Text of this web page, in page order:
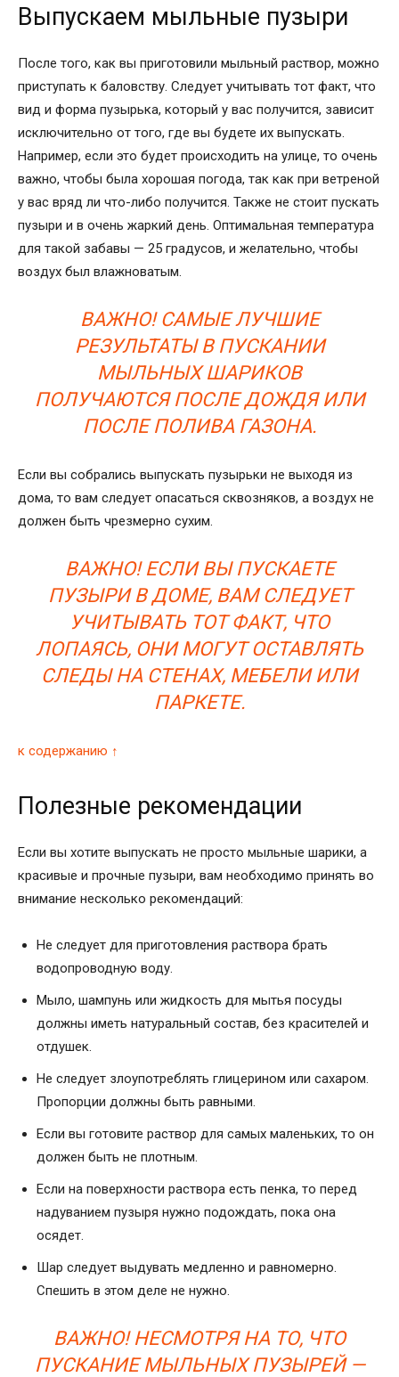
Выпускаем мыльные пузыри
После того, как вы приготовили мыльный раствор, можно
приступать к баловству. Следует учитывать тот факт, что
вид и форма пузырька, который у вас получится, зависит
исключительно от того, где вы будете их выпускать.
Например, если это будет происходить на улице, то очень
важно, чтобы была хорошая погода, так как при ветреной
у вас вряд ли что-либо получится. Также не стоит пускать
пузыри и в очень жаркий день. Оптимальная температура
для такой забавы — 25 градусов, и желательно, чтобы
воздух был влажноватым.
ВАЖНО! САМЫЕ ЛУЧШИЕ
РЕЗУЛЬТАТЫ В ПУСКАНИИ
МЫЛЬНЫХ ШАРИКОВ
ПОЛУЧАЮТСЯ ПОСЛЕ ДОЖДЯ ИЛИ
ПОСЛЕ ПОЛИВА ГАЗОНА.
Если вы собрались выпускать пузырьки не выходя из
дома, то вам следует опасаться сквозняков, а воздух не
должен быть чрезмерно сухим.
ВАЖНО! ЕСЛИ ВЫ ПУСКАЕТЕ
ПУЗЫРИ В ДОМЕ, ВАМ СЛЕДУЕТ
УЧИТЫВАТЬ ТОТ ФАКТ, ЧТО
ЛОПАЯСЬ, ОНИ МОГУТ ОСТАВЛЯТЬ
СЛЕДЫ НА СТЕНАХ, МЕБЕЛИ ИЛИ
ПАРКЕТЕ.
к содержанию ↑
Полезные рекомендации
Если вы хотите выпускать не просто мыльные шарики, а
красивые и прочные пузыри, вам необходимо принять во
внимание несколько рекомендаций:
Не следует для приготовления раствора брать
водопроводную воду.
Мыло, шампунь или жидкость для мытья посуды
должны иметь натуральный состав, без красителей и
отдушек.
Не следует злоупотреблять глицерином или сахаром.
Пропорции должны быть равными.
Если вы готовите раствор для самых маленьких, то он
должен быть не плотным.
Если на поверхности раствора есть пенка, то перед
надуванием пузыря нужно подождать, пока она
осядет.
Шар следует выдувать медленно и равномерно.
Спешить в этом деле не нужно.
ВАЖНО! НЕСМОТРЯ НА ТО, ЧТО
ПУСКАНИЕ МЫЛЬНЫХ ПУЗЫРЕЙ —